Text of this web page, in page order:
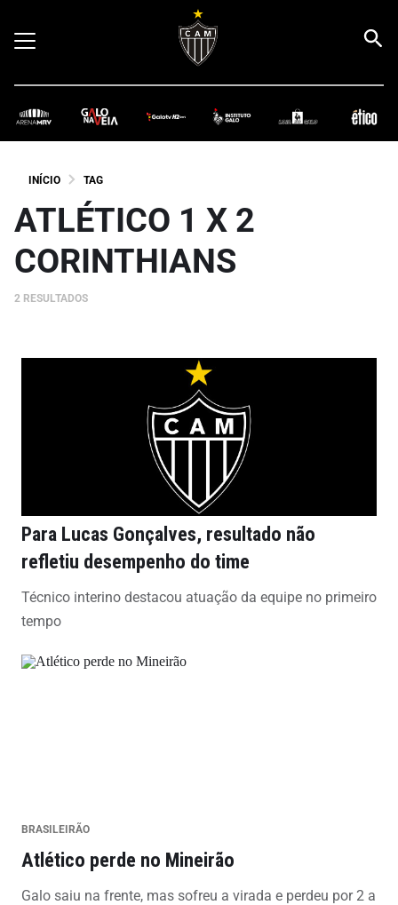
INÍCIO TAG
ATLÉTICO 1 X 2
CORINTHIANS
2 RESULTADOS
Para Lucas Gonçalves, resultado não
refletiu desempenho do time
Técnico interino destacou atuação da equipe no primeiro
tempo
BRASILEIRÃO
Atlético perde no Mineirão
Galo saiu na frente, mas sofreu a virada e perdeu por 2 a